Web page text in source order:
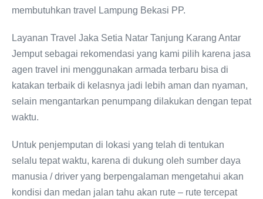
membutuhkan travel Lampung Bekasi PP.
Layanan Travel Jaka Setia Natar Tanjung Karang Antar
Jemput sebagai rekomendasi yang kami pilih karena jasa
agen travel ini menggunakan armada terbaru bisa di
katakan terbaik di kelasnya jadi lebih aman dan nyaman,
selain mengantarkan penumpang dilakukan dengan tepat
waktu.
Untuk penjemputan di lokasi yang telah di tentukan
selalu tepat waktu, karena di dukung oleh sumber daya
manusia / driver yang berpengalaman mengetahui akan
kondisi dan medan jalan tahu akan rute – rute tercepat